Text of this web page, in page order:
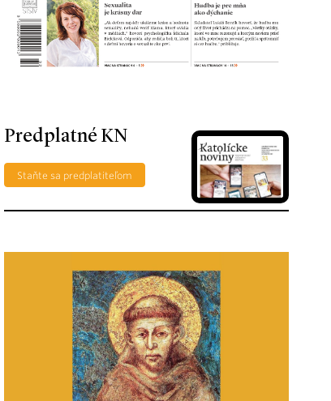
Predplatné KN
Staňte sa predplatiteľom